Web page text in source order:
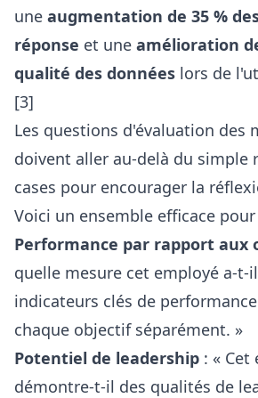
une augmentation de 35 %
réponse et une amélioration
qualité des données lors de
[3]
Les questions d'évaluation des
doivent aller au-delà du simple
cases pour encourager la
Voici un ensemble efficace
Performance par rapport aux
quelle mesure cet employé a-t-
indicateurs clés de performance
chaque objectif séparément. »
Potentiel de leadership : « Cet
démontre-t-il des qualités de